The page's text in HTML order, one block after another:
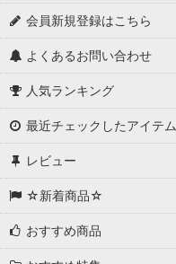
会員新規登録はこちら
よくあるお問い合わせ
人気ランキング
最近チェックしたアイテム
レビュー
☆新着商品☆
おすすめ商品